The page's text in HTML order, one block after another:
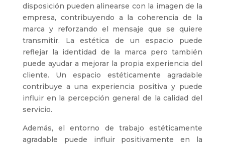
disposición pueden alinearse con la imagen de la
empresa, contribuyendo a la coherencia de la
marca y reforzando el mensaje que se quiere
transmitir. La estética de un espacio puede
reflejar la identidad de la marca pero también
puede ayudar a mejorar la propia experiencia del
cliente. Un espacio estéticamente agradable
contribuye a una experiencia positiva y puede
influir en la percepción general de la calidad del
servicio.
Además, el entorno de trabajo estéticamente
agradable puede influir positivamente en la